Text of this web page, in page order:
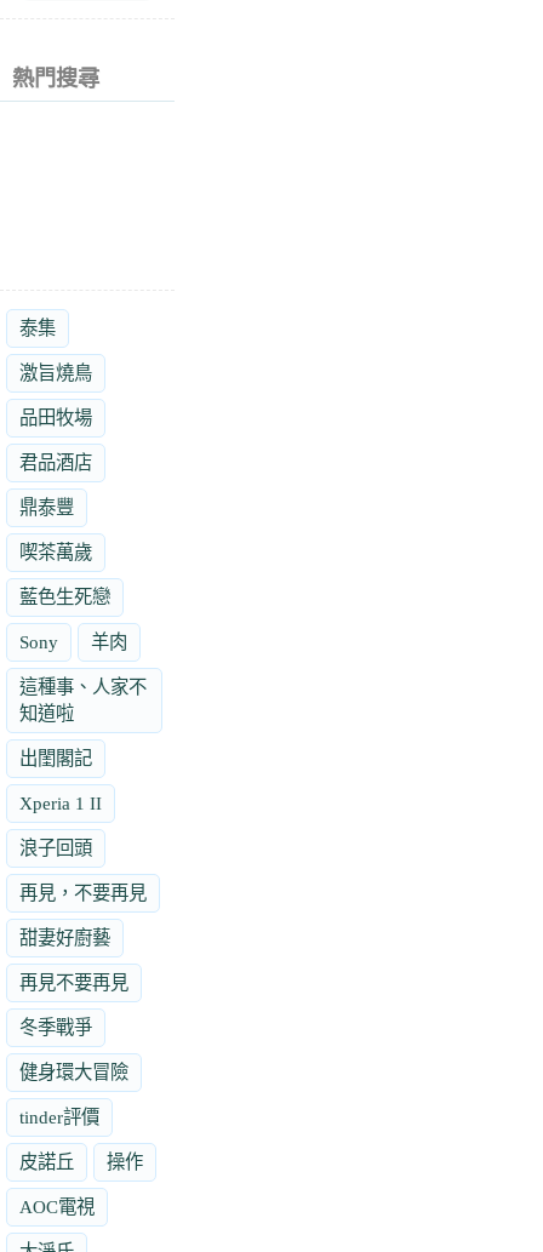
熱門搜尋
泰集
激旨燒鳥
品田牧場
君品酒店
鼎泰豐
喫茶萬歲
藍色生死戀
Sony 羊肉
這種事、人家不
知道啦
出閨閣記
Xperia 1 II
浪子回頭
再見，不要再見
甜妻好廚藝
再見不要再見
冬季戰爭
健身環大冒險
tinder評價
皮諾丘 操作
AOC電視